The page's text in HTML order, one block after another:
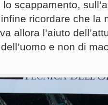
scappamento,
ricordare che la
allora l’aiuto
e non di